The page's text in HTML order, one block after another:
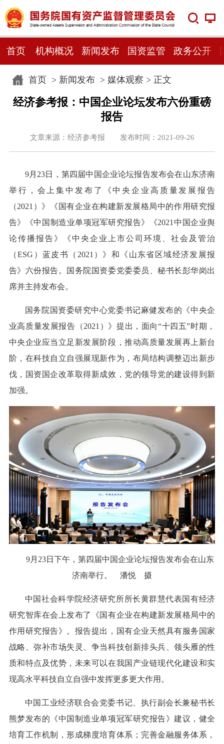
首页 机构概况 新闻发布 国资监管 政务公开
首页> 新闻发布> 媒体观察 > 正文
经济参考报：中国企业论坛发布六份重磅
报告
文章来源：经济参考报 发布时间：2021-09-26
9月23日，第四届中国企业论坛报告发布会在山东济南
举行，会上集中发布了《中央企业高质量发展报告
（2021）》《国有企业在构建新发展格局中的作用研究报
告》《中国制造业单项冠军研究报告》《2021中国企业舆
论传播报告》《中央企业上市公司环境、社会及管治
（ESG）蓝皮书（2021）》和《山东省区域经济发展报
告》六份报告。国务院国资委党委委员、秘书长彭华岗出
席并主持发布会。
国务院国资委研究中心党委书记麻健发布的《中央企
业高质量发展报告（2021）》提出，面向“十四五”时期，
中央企业应当立足新发展阶段，推动高质量发展再上新台
阶，在科技自立自强展现新作为，布局结构调整迈出新步
伐，国资国企改革取得新成效，党的领导党的建设得到新
加强。
9月23日下午，第四届中国企业论坛报告发布会在山东
济南举行。 潘悦 摄
中国社会科学院经济研究所所长黄群慧代表国有经济
研究智库在会上发布了《国有企业在构建新发展格局中的
作用研究报告》。报告提出，国有企业天然具有服务国家
战略、弥补市场失灵、争当科技创新排头兵、领头雁的性
质和特点及优势，未来可以在我国产业链现代化建设和实
现高水平科技自立自强中发挥更多更大作用。
中国工业经济联合会党委书记、执行副会长兼秘书长
熊梦发布的《中国制造业单项冠军研究报告》建议，健全
培育工作机制，形成梯度培育体系；完善金融服务体系，